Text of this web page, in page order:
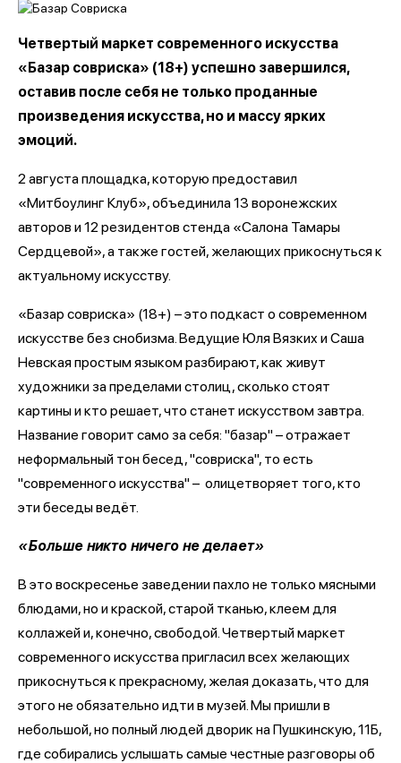
Четвертый маркет современного искусства
«Базар совриска» (18+) успешно завершился,
оставив после себя не только проданные
произведения искусства, но и массу ярких
эмоций.
2 августа площадка, которую предоставил
«Митбоулинг Клуб», объединила 13 воронежских
авторов и 12 резидентов стенда «Салона Тамары
Сердцевой», а также гостей, желающих прикоснуться к
актуальному искусству.
«Базар совриска» (18+) – это подкаст о современном
искусстве без снобизма. Ведущие Юля Вязких и Саша
Невская простым языком разбирают, как живут
художники за пределами столиц, сколько стоят
картины и кто решает, что станет искусством завтра.
Название говорит само за себя: "базар" – отражает
неформальный тон бесед, "совриска", то есть
"современного искусства" – олицетворяет того, кто
эти беседы ведёт.
«Больше никто ничего не делает»
В это воскресенье заведении пахло не только мясными
блюдами, но и краской, старой тканью, клеем для
коллажей и, конечно, свободой. Четвертый маркет
современного искусства пригласил всех желающих
прикоснуться к прекрасному, желая доказать, что для
этого не обязательно идти в музей. Мы пришли в
небольшой, но полный людей дворик на Пушкинскую, 11Б,
где собирались услышать самые честные разговоры об